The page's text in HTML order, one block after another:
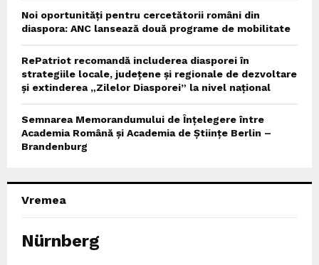
Noi oportunități pentru cercetătorii români din
diaspora: ANC lansează două programe de mobilitate
RePatriot recomandă includerea diasporei în
strategiile locale, județene și regionale de dezvoltare
și extinderea „Zilelor Diasporei” la nivel național
Semnarea Memorandumului de Înțelegere între
Academia Română și Academia de Științe Berlin –
Brandenburg
Vremea
Nürnberg